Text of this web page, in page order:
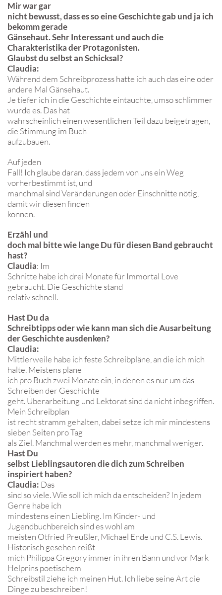
Mir war gar
nicht bewusst, dass es so eine Geschichte gab und ja ich
bekomm gerade
Gänsehaut. Sehr Interessant und auch die
Charakteristika der Protagonisten.
Glaubst du selbst an Schicksal?
Claudia:
Während dem Schreibprozess hatte ich auch das eine oder
andere Mal Gänsehaut.
Je tiefer ich in die Geschichte eintauchte, umso schlimmer
wurde es. Das hat
wahrscheinlich einen wesentlichen Teil dazu beigetragen,
die Stimmung im Buch
aufzubauen.
Auf jeden
Fall! Ich glaube daran, dass jedem von uns ein Weg
vorherbestimmt ist, und
manchmal sind Veränderungen oder Einschnitte nötig,
damit wir diesen finden
können.
Erzähl und
doch mal bitte wie lange Du für diesen Band gebraucht
hast?
Claudia: Im
Schnitte habe ich drei Monate für Immortal Love
gebraucht. Die Geschichte stand
relativ schnell.
Hast Du da
Schreibtipps oder wie kann man sich die Ausarbeitung
der Geschichte ausdenken?
Claudia:
Mittlerweile habe ich feste Schreibpläne, an die ich mich
halte. Meistens plane
ich pro Buch zwei Monate ein, in denen es nur um das
Schreiben der Geschichte
geht. Überarbeitung und Lektorat sind da nicht inbegriffen.
Mein Schreibplan
ist recht stramm gehalten, dabei setze ich mir mindestens
sieben Seiten pro Tag
als Ziel. Manchmal werden es mehr, manchmal weniger.
Hast Du
selbst Lieblingsautoren die dich zum Schreiben
inspiriert haben?
Claudia: Das
sind so viele. Wie soll ich mich da entscheiden? In jedem
Genre habe ich
mindestens einen Liebling. Im Kinder- und
Jugendbuchbereich sind es wohl am
meisten Otfried Preußler, Michael Ende und C.S. Lewis.
Historisch gesehen reißt
mich Philippa Gregory immer in ihren Bann und vor Mark
Helprins poetischem
Schreibstil ziehe ich meinen Hut. Ich liebe seine Art die
Dinge zu beschreiben!